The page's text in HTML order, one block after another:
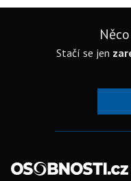
Stačí se jen